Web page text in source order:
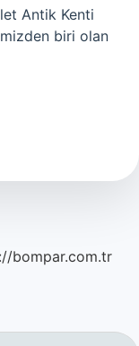
Antik Kenti
biri olan
bompar.com.tr